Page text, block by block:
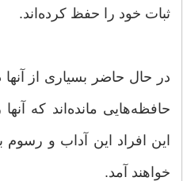
ثبات خود را حفظ کرده‌اند.
در حال حاضر بسیاری از
حافظه‌هایی مانده‌اند که
این افراد این آداب و رسوم
خواهند آمد.